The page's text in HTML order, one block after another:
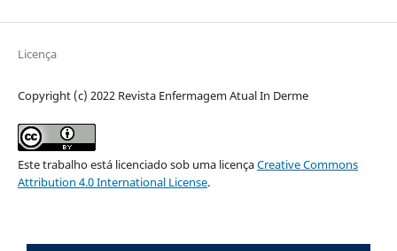
Licença
Copyright (c) 2022 Revista Enfermagem Atual In Derme
Este trabalho está licenciado sob uma licençaCreative Commons
Attribution 4.0 International License.